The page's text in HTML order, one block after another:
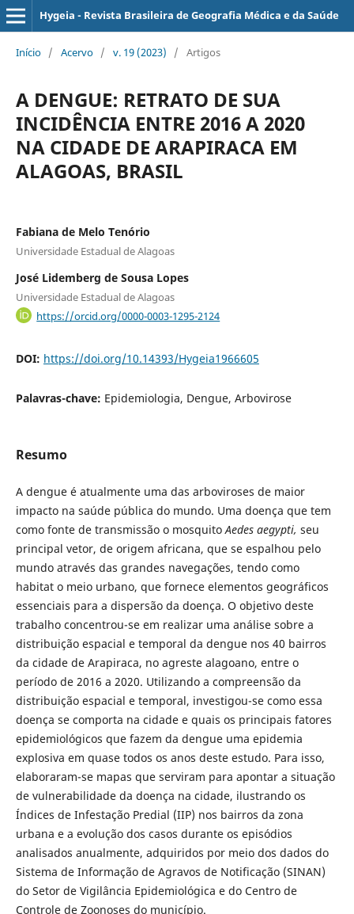
Hygeia - Revista Brasileira de Geografia Médica e da Saúde
Início / Acervo / v. 19 (2023) / Artigos
A DENGUE: RETRATO DE SUA
INCIDÊNCIA ENTRE 2016 A 2020
NA CIDADE DE ARAPIRACA EM
ALAGOAS, BRASIL
Fabiana de Melo Tenório
Universidade Estadual de Alagoas
José Lidemberg de Sousa Lopes
Universidade Estadual de Alagoas
https://orcid.org/0000-0003-1295-2124
DOI: https://doi.org/10.14393/Hygeia1966605
Palavras-chave: Epidemiologia, Dengue, Arbovirose
Resumo
A dengue é atualmente uma das arboviroses de maior
impacto na saúde pública do mundo. Uma doença que tem
como fonte de transmissão o mosquito Aedes aegypti, seu
principal vetor, de origem africana, que se espalhou pelo
mundo através das grandes navegações, tendo como
habitat o meio urbano, que fornece elementos geográficos
essenciais para a dispersão da doença. O objetivo deste
trabalho concentrou-se em realizar uma análise sobre a
distribuição espacial e temporal da dengue nos 40 bairros
da cidade de Arapiraca, no agreste alagoano, entre o
período de 2016 a 2020. Utilizando a compreensão da
distribuição espacial e temporal, investigou-se como essa
doença se comporta na cidade e quais os principais fatores
epidemiológicos que fazem da dengue uma epidemia
explosiva em quase todos os anos deste estudo. Para isso,
elaboraram-se mapas que serviram para apontar a situação
de vulnerabilidade da doença na cidade, ilustrando os
Índices de Infestação Predial (IIP) nos bairros da zona
urbana e a evolução dos casos durante os episódios
analisados anualmente, adquiridos por meio dos dados do
Sistema de Informação de Agravos de Notificação (SINAN)
do Setor de Vigilância Epidemiológica e do Centro de
Controle de Zoonoses do município.